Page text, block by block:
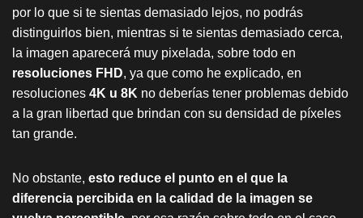
por lo que si te sientas demasiado lejos, no podrás
distinguirlos bien, mientras si te sientas demasiado cerca,
la imagen aparecerá muy pixelada, sobre todo en
resoluciones FHD, ya que como he explicado, en
resoluciones 4K u 8K no deberías tener problemas debido
a la gran libertad que brindan con su densidad de píxeles
tan grande.
No obstante, esto reduce el punto en el que la
diferencia percibida en la calidad de la imagen se